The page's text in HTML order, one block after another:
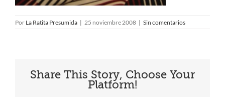
Por La Ratita Presumida | 25 noviembre 2008 | Sin comentarios
Share This Story, Choose Your
Platform!